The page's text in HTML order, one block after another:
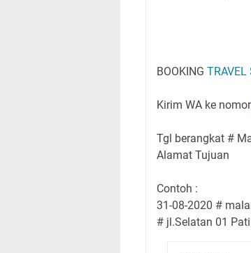
BOOKING TRAVEL
Kirim WA ke nomor
Tgl berangkat #
Alamat Tujuan
Contoh :
31-08-2020 #
# jl.Selatan 01 Pati